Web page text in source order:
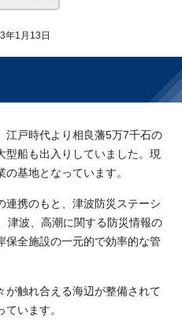
1月13日
江戸時代より相良藩5万7千石の
型船も出入りしていました。現
基地となっています。
連携のもと、津波防災ステーシ
津波、高潮に関する防災情報の
保全施設の一元的で効率的な管
が触れ合える海辺が整備されて
います。